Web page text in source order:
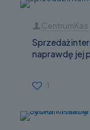
CentrumKas
Sprzedaż
naprawdę jej
1